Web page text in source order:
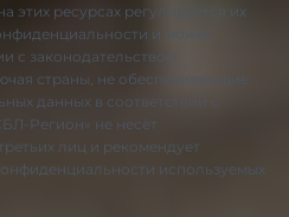
этих ресурсах регулируется их
и может
с законодательством
страны, не обеспечивающие
данных в соответствии с
Регион» не несёт
лиц и рекомендует
используемых